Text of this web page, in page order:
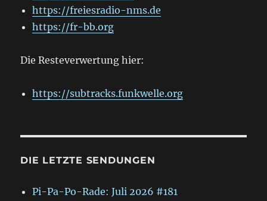
https://freiesradio-nms.de
https://fr-bb.org
Die Resteverwertung hier:
https://subtracks.funkwelle.org
DIE LETZTE SENDUNGEN
Pi-Pa-Po-Rade: Juli 2026 #181